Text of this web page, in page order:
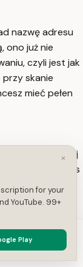
nazwę adresu
ono już nie
czyli jest jak
skanie
mieć pełen
Sitebulb, używaj
Google Analytics
miesiące czy
czyli zmiana
×
for your
YouTube. 99+
Play